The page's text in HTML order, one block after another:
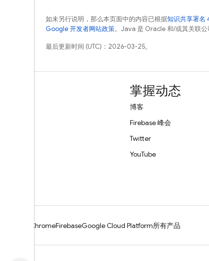
如未另行说明，那么本页面中的内容已根据知识共享署名
Google 开发者网站政策。Java 是 Oracle 和/或其关联公
最后更新时间 (UTC)：2026-03-25。
掌握动态
博客
Firebase 峰会
Twitter
YouTube
ChromeFirebaseGoogle Cloud Platform所有产品